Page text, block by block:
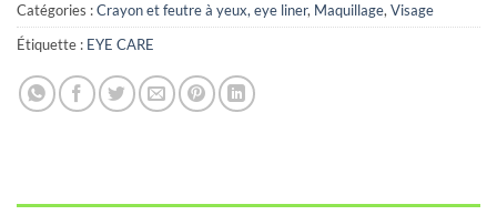
Catégories :Crayon et feutre à yeux, eye liner, Maquillage,Visage
Étiquette : EYE CARE